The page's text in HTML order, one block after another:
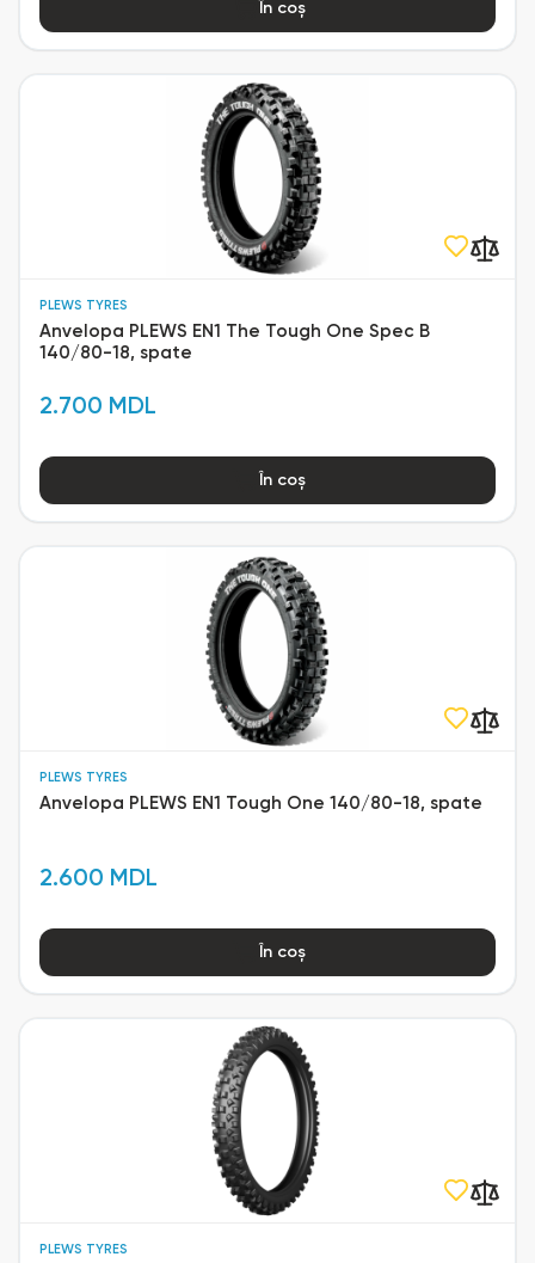
În coș
PLEWS TYRES
Anvelopa PLEWS EN1 The Tough One Spec B
140/80-18, spate
2.700 MDL
În coș
PLEWS TYRES
Anvelopa PLEWS EN1 Tough One 140/80-18, spate
2.600 MDL
În coș
PLEWS TYRES